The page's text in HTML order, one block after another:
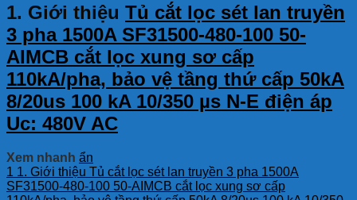
1. Giới thiệu Tủ cắt lọc sét lan truyền
3 pha 1500A SF31500-480-100 50-
AIMCB cắt lọc xung sơ cấp
110kA/pha, bảo vệ tầng thứ cấp 50kA
8/20us 100 kA 10/350 µs N-E điện áp
Uc: 480V AC
Xem nhanh ẩn
1 1. Giới thiệu Tủ cắt lọc sét lan truyền 3 pha 1500A
SF31500-480-100 50-AIMCB cắt lọc xung sơ cấp